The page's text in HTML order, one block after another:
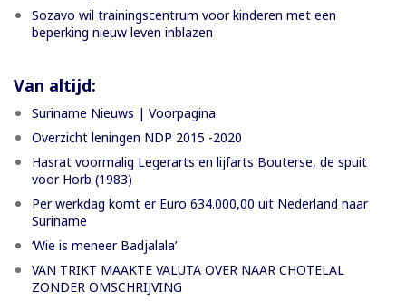
Sozavo wil trainingscentrum voor kinderen met een
beperking nieuw leven inblazen
Van altijd:
Suriname Nieuws | Voorpagina
Overzicht leningen NDP 2015 -2020
Hasrat voormalig Legerarts en lijfarts Bouterse, de spuit
voor Horb (1983)
Per werkdag komt er Euro 634.000,00 uit Nederland naar
Suriname
‘Wie is meneer Badjalala’
VAN TRIKT MAAKTE VALUTA OVER NAAR CHOTELAL
ZONDER OMSCHRIJVING